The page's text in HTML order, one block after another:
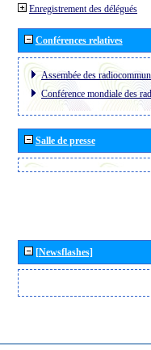
Enregistrement des délégués
Conférences relatives
Assembée des
Conférence mondiale des
Salle de presse
[Newsflashes]